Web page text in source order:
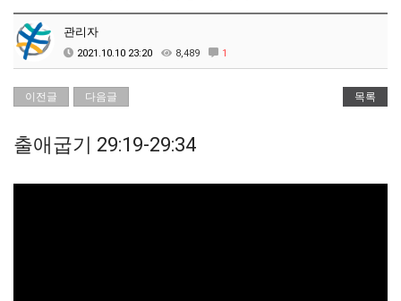
관리자
2021.10.10 23:20 8,489 1
이전글 다음글 목록
출애굽기 29:19-29:34